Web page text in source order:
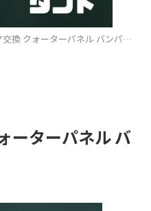
交換 クォーターパネル バンパー
ーターパネル バ